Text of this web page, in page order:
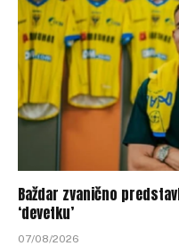
Baždar zvanično
‘devetku’
07/08/2026